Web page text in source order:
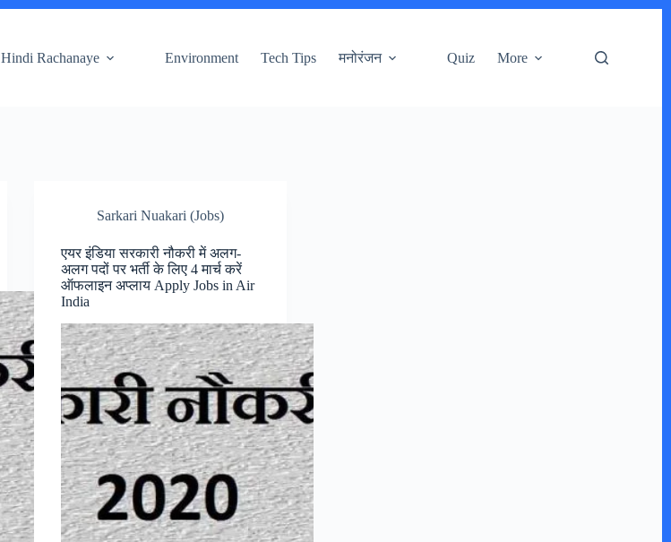
Hindi Rachanaye Environment Tech Tips मनोरंजन Quiz More
Sarkari Nuakari (Jobs)
एयर इंडिया सरकारी नौकरी में अलग-
अलग पदों पर भर्ती के लिए 4 मार्च करें
ऑफलाइन अप्लाय Apply Jobs in Air
India